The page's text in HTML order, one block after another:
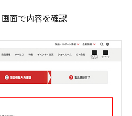
面で内容を確認